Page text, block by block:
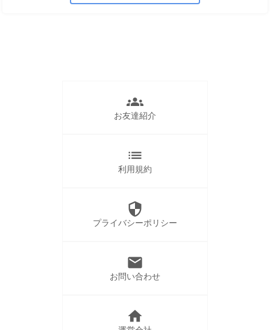
groups
お友達紹介
list
利用規約
security
プライバシーポリシー
mail
お問い合わせ
home